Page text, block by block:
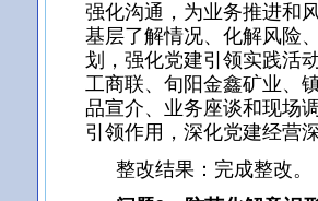
强化沟通，为业务推进和
基层了解情况、化解风险
划，强化党建引领实践活
工商联、旬阳金鑫矿业、
品宣介、业务座谈和现场
引领作用，深化党建经营
整改结果：完成整改。